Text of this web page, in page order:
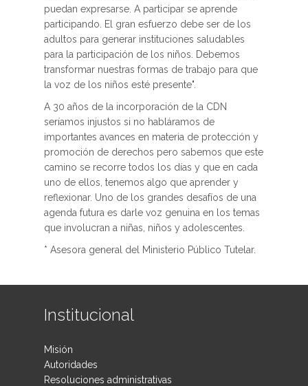
puedan expresarse. A participar se aprende
participando. El gran esfuerzo debe ser de los
adultos para generar instituciones saludables
para la participación de los niños. Debemos
transformar nuestras formas de trabajo para que
la voz de los niños esté presente".
A 30 años de la incorporación de la CDN
seríamos injustos si no habláramos de
importantes avances en materia de protección y
promoción de derechos pero sabemos que este
camino se recorre todos los días y que en cada
uno de ellos, tenemos algo que aprender y
reflexionar. Uno de los grandes desafíos de una
agenda futura es darle voz genuina en los temas
que involucran a niñas, niños y adolescentes.
* Asesora general del Ministerio Público Tutelar.
Institucional
Misión
Autoridades
Resoluciones administrativas